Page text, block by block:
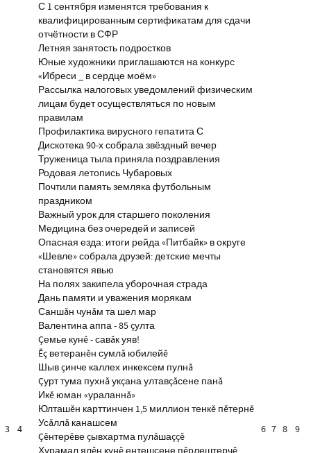
3 4
С 1 сентября изменятся требования к
квалифицированным сертификатам для сдачи
отчётности в СФР
Летняя занятость подростков
Юные художники приглашаются на конкурс
«Ибреси _ в сердце моём»
Рассылка налоговых уведомлений физическим
лицам будет осуществляться по новым
правилам
Профилактика вирусного гепатита С
Дискотека 90-х собрала звёздный вечер
Труженица тыла приняла поздравления
Родовая летопись Чубаровых
Почтили память земляка футбольным
праздником
Важный урок для старшего поколения
Медицина без очередей и записей
Опасная езда: итоги рейда «Питбайк» в округе
«Шевле» собрала друзей: детские мечты
становятся явью
На полях закипела уборочная страда
Дань памяти и уважения морякам
Саншăн чунăм та шел мар
Валентина аппа - 85 çулта
Çемье кунĕ - савăк уяв!
Ĕç ветеранĕн сумлă юбилейĕ
Шыв çинче каллех инкексем пулнă
Çурт тума пухнă укçана ултавçăсене панă
Икĕ юман «ураланнă»
Юлташĕн карттинчен 1,5 миллион тенкĕ пĕтернĕ
Усăллă канашсем
Çĕнтерĕве çывхартма пулăшаççĕ
6 7 8 9